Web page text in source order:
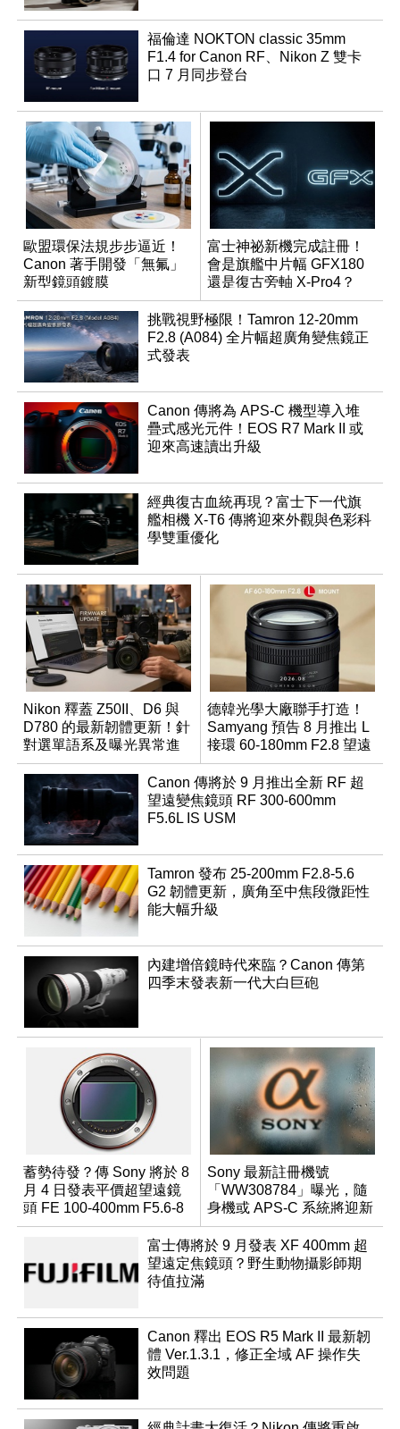
福倫達 NOKTON classic 35mm
F1.4 for Canon RF、Nikon Z 雙卡
口 7 月同步登台
歐盟環保法規步步逼近！
Canon 著手開發「無氟」
新型鏡頭鍍膜
富士神祕新機完成註冊！
會是旗艦中片幅 GFX180
還是復古旁軸 X-Pro4？
挑戰視野極限！Tamron 12-20mm
F2.8 (A084) 全片幅超廣角變焦鏡正
式發表
Canon 傳將為 APS-C 機型導入堆
疊式感光元件！EOS R7 Mark II 或
迎來高速讀出升級
經典復古血統再現？富士下一代旗
艦相機 X-T6 傳將迎來外觀與色彩科
學雙重優化
Nikon 釋蓋 Z50II、D6 與
D780 的最新韌體更新！針
對選單語系及曝光異常進
行修復
德韓光學大廠聯手打造！
Samyang 預告 8 月推出 L
接環 60-180mm F2.8 望遠
變焦鏡
Canon 傳將於 9 月推出全新 RF 超
望遠變焦鏡頭 RF 300-600mm
F5.6L IS USM
Tamron 發布 25-200mm F2.8-5.6
G2 韌體更新，廣角至中焦段微距性
能大幅升級
內建增倍鏡時代來臨？Canon 傳第
四季末發表新一代大白巨砲
蓄勢待發？傳 Sony 將於 8
月 4 日發表平價超望遠鏡
頭 FE 100-400mm F5.6-8
Sony 最新註冊機號
「WW308784」曝光，隨
身機或 APS-C 系統將迎新
成員？
富士傳將於 9 月發表 XF 400mm 超
望遠定焦鏡頭？野生動物攝影師期
待值拉滿
Canon 釋出 EOS R5 Mark II 最新韌
體 Ver.1.3.1，修正全域 AF 操作失
效問題